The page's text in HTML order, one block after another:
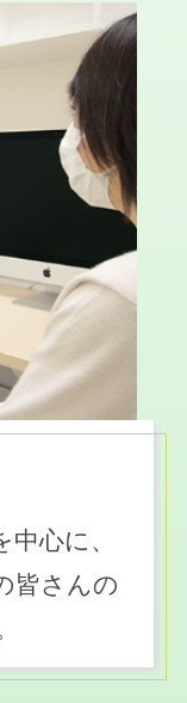
心に、
皆さんの